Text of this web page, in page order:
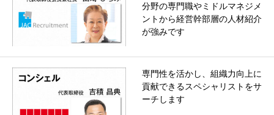
分野の専門職やミドルマネジメ
ントから経営幹部層の人材紹介
が強みです
専門性を活かし、組織力向上に
貢献できるスペシャリストをサ
ーチします